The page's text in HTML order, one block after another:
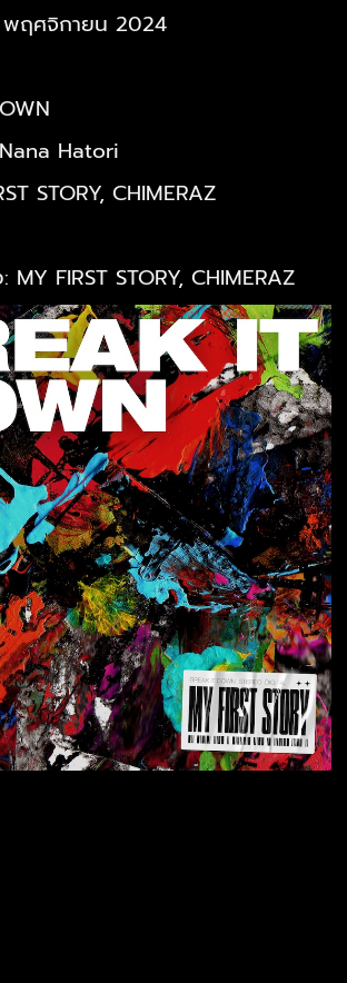
พฤศจิกายน 2024
Hatori
STORY, CHIMERAZ
FIRST STORY, CHIMERAZ